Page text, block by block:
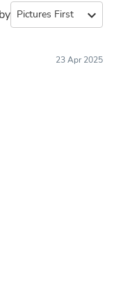
expand_more
23 Apr 2025